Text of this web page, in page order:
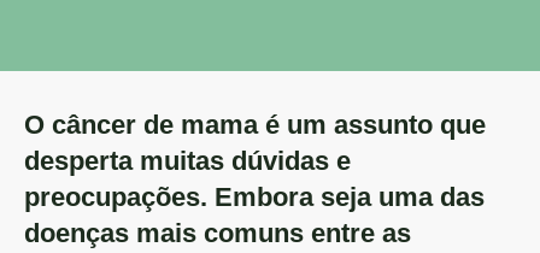
O câncer de mama é um assunto que
desperta muitas dúvidas e
preocupações. Embora seja uma das
doenças mais comuns entre as